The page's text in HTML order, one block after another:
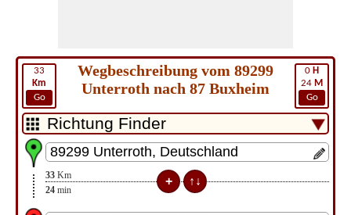
33
Km
Go
0 H
24 M
Go
Wegbeschreibung vom 89299
Unterroth nach 87 Buxheim
33 Km
24 min